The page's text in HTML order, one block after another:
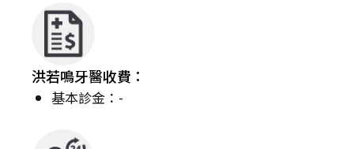
洪若鳴牙醫收費：
基本診金：-